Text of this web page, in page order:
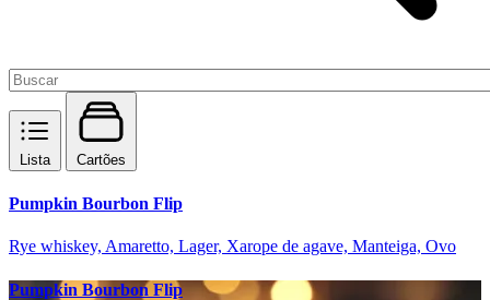
Lista Cartões
Pumpkin Bourbon Flip
Rye whiskey, Amaretto, Lager, Xarope de agave, Manteiga, Ovo
Pumpkin Bourbon Flip